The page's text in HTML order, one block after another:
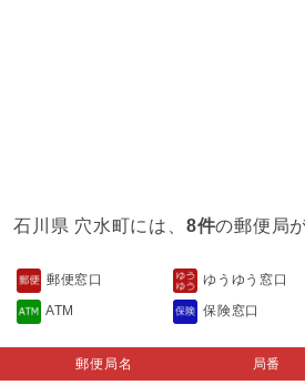
石川県 穴水町には、 8件の郵便局
郵便窓口 ゆうゆう窓口
ATM
保険窓口
郵便局名 局番